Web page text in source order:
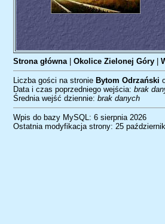
Strona główna| Okolice Zielonej Góry|
Liczba gości na stronie Bytom Odrzański
Data i czas poprzedniego wejścia: brak
Średnia wejść dziennie: brak danych
Wpis do bazy MySQL: 6 sierpnia 2026
Ostatnia modyfikacja strony: 25